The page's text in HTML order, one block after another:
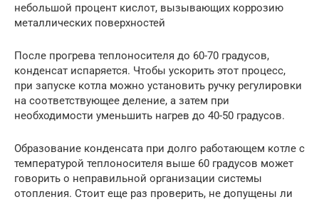
небольшой процент кислот, вызывающих коррозию
металлических поверхностей
После прогрева теплоносителя до 60-70 градусов,
конденсат испаряется. Чтобы ускорить этот процесс,
при запуске котла можно установить ручку регулировки
на соответствующее деление, а затем при
необходимости уменьшить нагрев до 40-50 градусов.
Образование конденсата при долго работающем котле с
температурой теплоносителя выше 60 градусов может
говорить о неправильной организации системы
отопления. Стоит еще раз проверить, не допущены ли